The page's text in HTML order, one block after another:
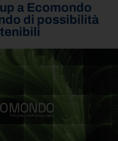
a Ecomondo
di possibilità